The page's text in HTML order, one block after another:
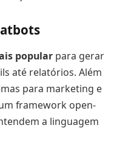
popular para gerar
até relatórios. Além
para marketing e
framework open-
a linguagem